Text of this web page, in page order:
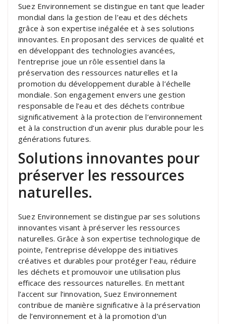
Suez Environnement se distingue en tant que leader
mondial dans la gestion de l’eau et des déchets
grâce à son expertise inégalée et à ses solutions
innovantes. En proposant des services de qualité et
en développant des technologies avancées,
l’entreprise joue un rôle essentiel dans la
préservation des ressources naturelles et la
promotion du développement durable à l’échelle
mondiale. Son engagement envers une gestion
responsable de l’eau et des déchets contribue
significativement à la protection de l’environnement
et à la construction d’un avenir plus durable pour les
générations futures.
Solutions innovantes pour
préserver les ressources
naturelles.
Suez Environnement se distingue par ses solutions
innovantes visant à préserver les ressources
naturelles. Grâce à son expertise technologique de
pointe, l’entreprise développe des initiatives
créatives et durables pour protéger l’eau, réduire
les déchets et promouvoir une utilisation plus
efficace des ressources naturelles. En mettant
l’accent sur l’innovation, Suez Environnement
contribue de manière significative à la préservation
de l’environnement et à la promotion d’un